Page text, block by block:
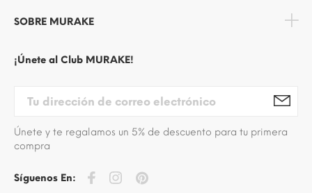
SOBRE MURAKE
¡Únete al Club MURAKE!
Únete y te regalamos un 5% de descuento para tu primera
compra
Síguenos En: